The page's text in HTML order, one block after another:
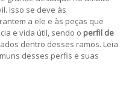
Isso se deve às
a ele e às peças que
e vida útil, sendo o perfil de
dentro desses ramos. Leia
desses perfis e suas